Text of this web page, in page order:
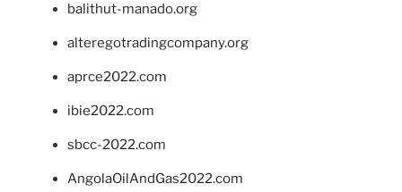
balithut-manado.org
alteregotradingcompany.org
aprce2022.com
ibie2022.com
sbcc-2022.com
AngolaOilAndGas2022.com